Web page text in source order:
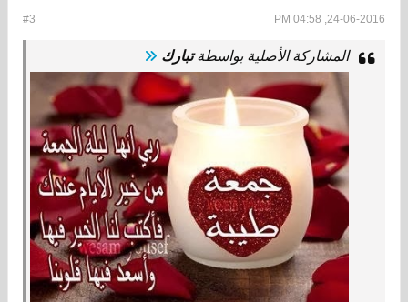
#3 24-06-2016, 04:58 PM
المشاركة الأصلية بواسطةتبارك